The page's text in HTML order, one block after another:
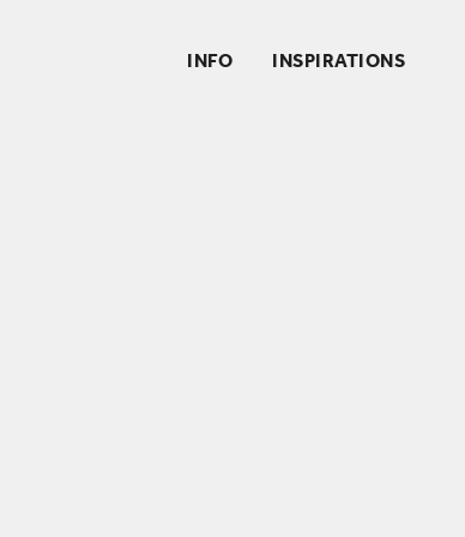
INFO INSPIRATIONS